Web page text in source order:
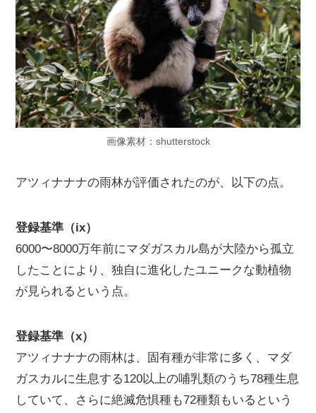
画像素材：shutterstock
アツィナナナの雨林が評価されたのが、以下の点。
登録基準（ix）
6000〜8000万年前にマダガスカル島が大陸から孤立
したことにより、独自に進化したユニークな動植物
が見られるという点。
登録基準（x）
アツィナナナの雨林は、固有種が非常に多く、マダ
ガスカルに生息する120以上の哺乳類のうち78種生息
していて、さらに絶滅危惧種も72種類もいるという